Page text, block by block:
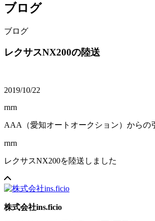
ブログ
ブログ
レクサスNX200の陸送
2019/10/22
rnrn
AAA（愛知オートオークション）からの
rnrn
レクサスNX200を陸送しました
株式会社ins.ficio